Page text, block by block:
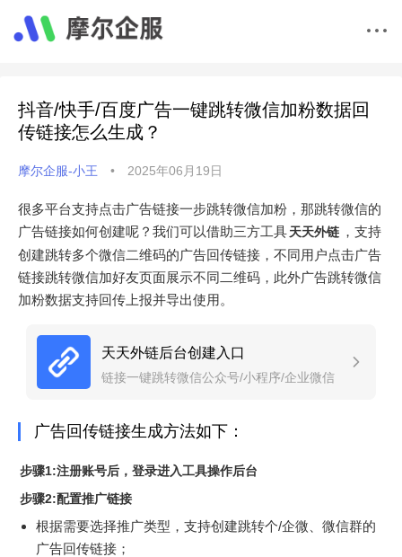
抖音/快手/百度广告一键跳转微信加粉数据回
传链接怎么生成？
摩尔企服-小王 • 2025年06月19日
很多平台支持点击广告链接一步跳转微信加粉，那跳转微信的
广告链接如何创建呢？我们可以借助三方工具天天外链 ，支持
创建跳转多个微信二维码的广告回传链接，不同用户点击广告
链接跳转微信加好友页面展示不同二维码，此外广告跳转微信
加粉数据支持回传上报并导出使用。
天天外链后台创建入口
链接一键跳转微信公众号/小程序/企业微信
广告回传链接生成方法如下：
步骤1:注册账号后，登录进入工具操作后台
步骤2:配置推广链接
根据需要选择推广类型，支持创建跳转个/企微、微信群的
广告回传链接；